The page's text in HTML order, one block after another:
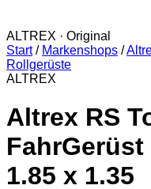
ALTREX · Original
Start / Markenshops /
Rollgerüste
ALTREX
Altrex RS
1.85 x 1.35